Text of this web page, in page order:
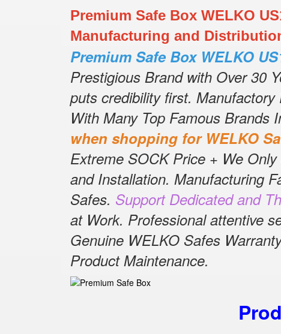
Premium Safe Box WELKO
Manufacturing and
Premium Safe Box WELKO
Prestigious Brand with Over 30
puts credibility first. Manufactory
With Many Top Famous Brands
when shopping for WELKO
Extreme SOCK Price + We
and Installation. Manufacturing
Safes. Support Dedicated and
at Work. Professional attentive
Genuine WELKO Safes
Product Maintenance.